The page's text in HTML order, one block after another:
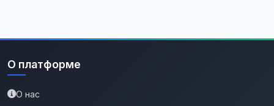
О платформе
О нас